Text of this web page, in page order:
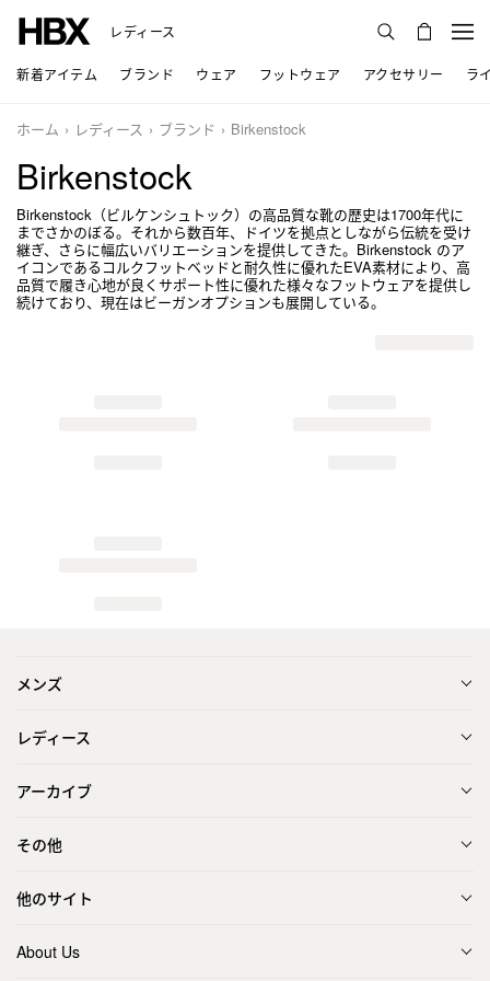
レディース
新着アイテム ブランド ウェア フットウェア アクセサリー ラ
ホーム レディース ブランド Birkenstock
Birkenstock
Birkenstock（ビルケンシュトック）の高品質な靴の歴史は1700年代に
までさかのぼる。それから数百年、ドイツを拠点としながら伝統を受け
継ぎ、さらに幅広いバリエーションを提供してきた。Birkenstock のア
イコンであるコルクフットベッドと耐久性に優れたEVA素材により、高
品質で履き心地が良くサポート性に優れた様々なフットウェアを提供し
続けており、現在はビーガンオプションも展開している。
メンズ
レディース
アーカイブ
その他
他のサイト
About Us